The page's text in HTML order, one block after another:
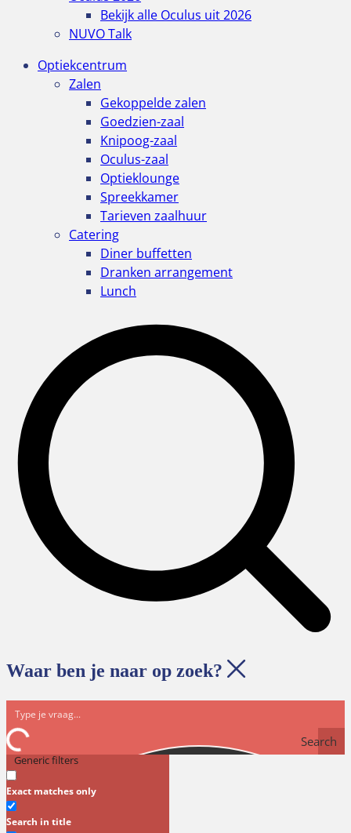
Bekijk alle Oculus uit 2026
NUVO Talk
Optiekcentrum
Zalen
Gekoppelde zalen
Goedzien-zaal
Knipoog-zaal
Oculus-zaal
Optieklounge
Spreekkamer
Tarieven zaalhuur
Catering
Diner buffetten
Dranken arrangement
Lunch
Waar ben je naar op zoek?
Search
Generic filters
Exact matches only
Search in title